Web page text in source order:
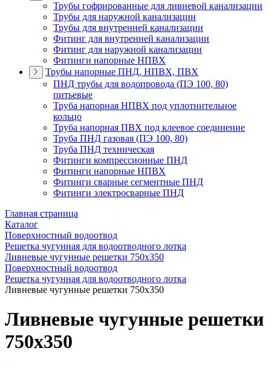
Трубы гофрированные для ливневой канализации
Трубы для наружной канализации
Трубы для внутренней канализации
Фитинг для внутренней канализации
Фитинг для наружной канализации
Фитинги напорные НПВХ
Трубы напорные ПНД, НПВХ, ПВХ
ПНД трубы для водопровода (ПЭ 100, 80)
питьевые
Труба напорная НПВХ под уплотнительное
кольцо
Труба напорная ПВХ под клеевое соединение
Труба ПНД газовая (ПЭ 100, 80)
Труба ПНД техническая
Фитинги компрессионные ПНД
Фитинги напорные НПВХ
Фитинги сварные сегментные ПНД
Фитинги электросварные ПНД
Главная страница
Каталог
Поверхностный водоотвод
Решетка чугунная для водоотводного лотка
Ливневые чугунные решетки 750х350
Поверхностный водоотвод
Решетка чугунная для водоотводного лотка
Ливневые чугунные решетки 750х350
Ливневые чугунные решетки
750х350